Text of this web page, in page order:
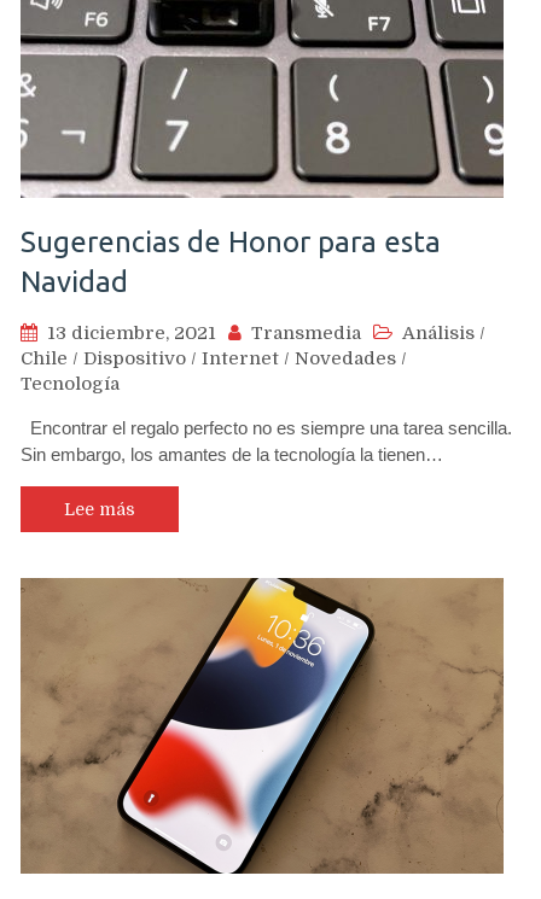
Sugerencias de Honor para esta
Navidad
13 diciembre, 2021 Transmedia Análisis /
Chile / Dispositivo / Internet / Novedades /
Tecnología
Encontrar el regalo perfecto no es siempre una tarea sencilla.
Sin embargo, los amantes de la tecnología la tienen…
Lee más